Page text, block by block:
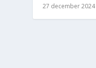
27 december 2024